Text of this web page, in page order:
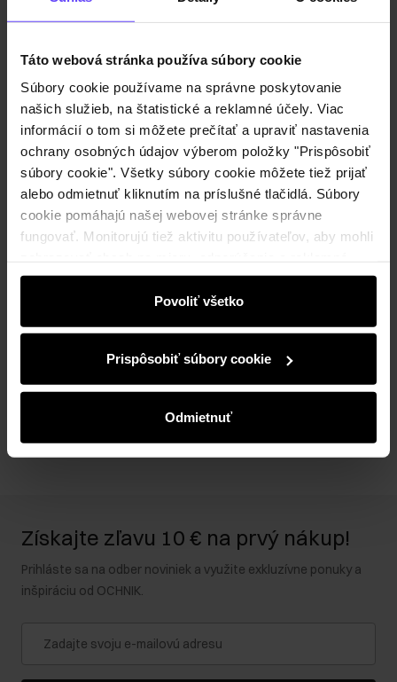
Táto webová stránka používa súbory cookie
Súbory cookie používame na správne poskytovanie
našich služieb, na štatistické a reklamné účely. Viac
informácií o tom si môžete prečítať a upraviť nastavenia
ochrany osobných údajov výberom položky "Prispôsobiť
súbory cookie". Všetky súbory cookie môžete tiež prijať
alebo odmietnuť kliknutím na príslušné tlačidlá. Súbory
cookie pomáhajú našej webovej stránke správne
fungovať. Monitorujú tiež aktivitu používateľov, aby mohli
správy, ktoré vás informujú o najnovších akciách v
elektronickom obchode. Informácie o tom, ako používate
našu stránku, zdieľame s partnermi v oblasti sociálnych
informácie kombinovať s ďalšími údajmi, ktoré od vás
získali alebo ktoré ste získali pri používaní ich služieb.
Povoliť všetko
Prispôsobiť súbory cookie
Odmietnuť
Vaša e-mailová adresa
Upozorniť ma na dostupnosť
Popis produktu
Zloženie a rozmery
Získajte zľavu 10 € na prvý nákup!
Prihláste sa na odber noviniek a využite exkluzívne ponuky a
inšpiráciu od OCHNIK.